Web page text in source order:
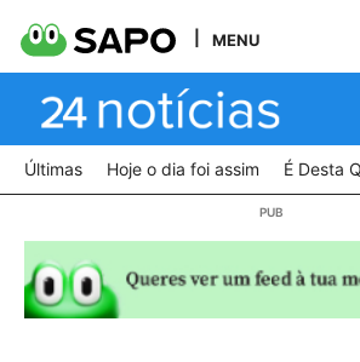
MENU
Últimas Hoje o dia foi assim É Desta